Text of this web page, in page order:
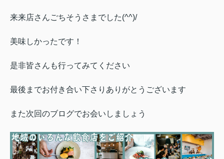
来来店さんごちそうさまでした(^^)/
美味しかったです！
是非皆さんも行ってみてください
最後までお付き合い下さり ありがとうございます
また次回のブログでお会いしましょう